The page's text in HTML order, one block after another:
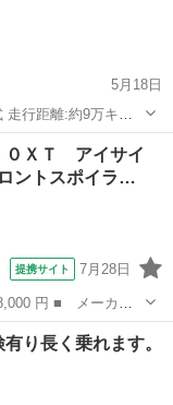
5月18日
行距離:約9万キロ
こみこみでこの値
ナビ バックカメラ
０ＸＴ アイサイ
ントスポイラ…
提携サイト 7月28日
ード名： ２．０
ポイラ ＳＴｉタワ
ォレスター 車検有り長く乗れます。